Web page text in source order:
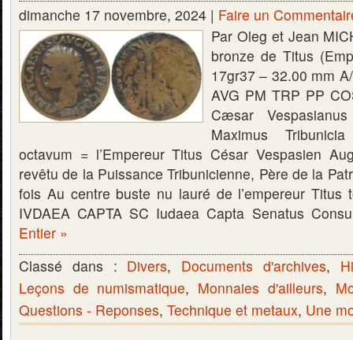
dimanche 17 novembre, 2024 | Faire un
Par Oleg et Jean
bronze de Titus
17gr37 – 32.00 mm
AVG PM TRP PP
Cæsar
Maximus
octavum = l’Empereur Titus César Vespasien
revêtu de la Puissance Tribunicienne, Père de la
fois Au centre buste nu lauré de l’empereur Titus
IVDAEA CAPTA SC Iudaea Capta Senatus
Entier »
Classé dans : Divers, Documents d'archives,
Leçons de numismatique, Monnaies d'ailleurs,
Questions - Reponses, Technique et metaux, Une